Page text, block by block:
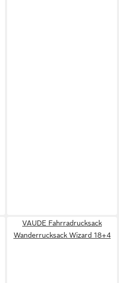
VAUDE Fahrradrucksack
Wanderrucksack Wizard 18+4